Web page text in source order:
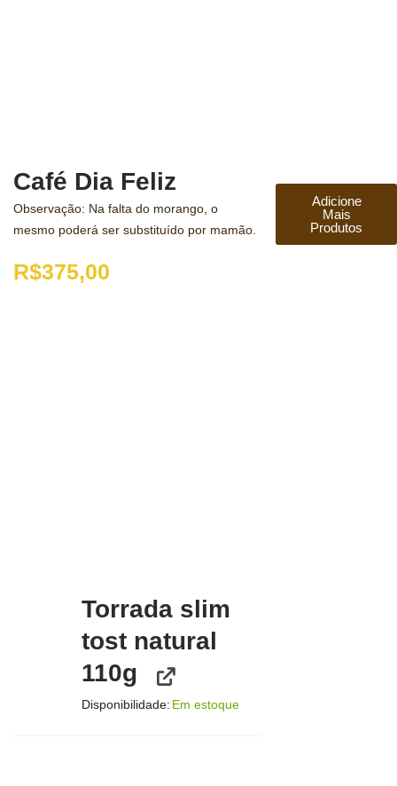
Café Dia Feliz
Observação: Na falta do morango, o
mesmo poderá ser substituído por mamão.
R$375,00
Torrada slim
tost natural
110g
Disponibilidade: Em estoque
Adicione
Mais
Produtos